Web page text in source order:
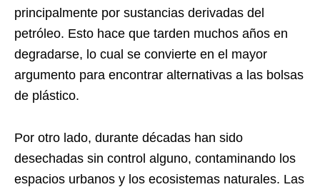
principalmente por sustancias derivadas del
petróleo. Esto hace que tarden muchos años en
degradarse, lo cual se convierte en el mayor
argumento para encontrar alternativas a las bolsas
de plástico.
Por otro lado, durante décadas han sido
desechadas sin control alguno, contaminando los
espacios urbanos y los ecosistemas naturales. Las